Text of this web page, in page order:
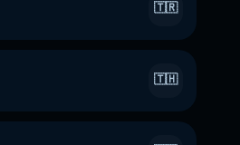
🇹🇷
🇹🇭